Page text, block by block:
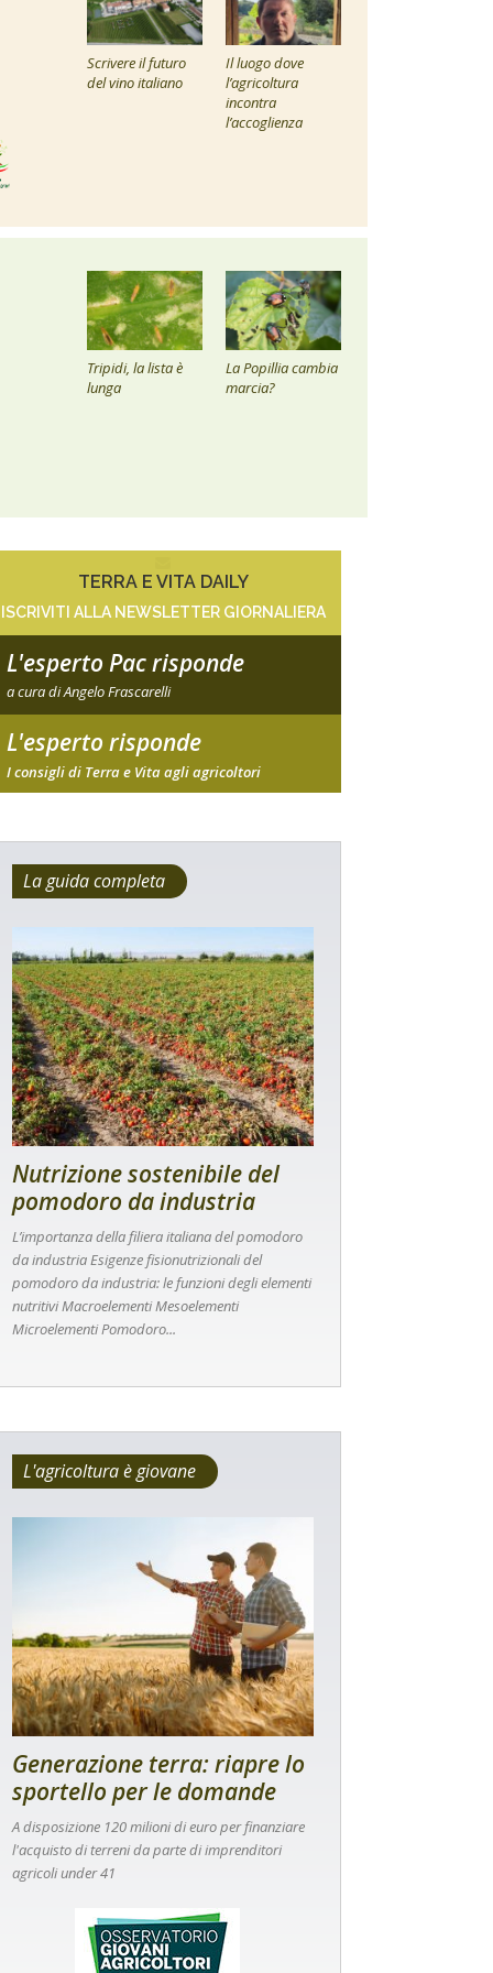
Scrivere il futuro
del vino italiano
Il luogo dove
l’agricoltura
incontra
l’accoglienza
Tripidi, la lista è
lunga
La Popillia cambia
marcia?
TERRA E VITA DAILY
ISCRIVITI ALLA NEWSLETTER GIORNALIERA
L'esperto Pac risponde
a cura di Angelo Frascarelli
L'esperto risponde
I consigli di Terra e Vita agli agricoltori
La guida completa
Nutrizione sostenibile del
pomodoro da industria
L’importanza della filiera italiana del pomodoro
da industria Esigenze fisionutrizionali del
pomodoro da industria: le funzioni degli elementi
nutritivi Macroelementi Mesoelementi
Microelementi Pomodoro...
L'agricoltura è giovane
Generazione terra: riapre lo
sportello per le domande
A disposizione 120 milioni di euro per finanziare
l'acquisto di terreni da parte di imprenditori
agricoli under 41